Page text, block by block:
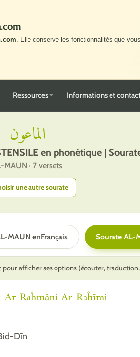
. Elle conserve les fonctionnalités que
Ressources Informations et contact
الماعون
en phonétique |
MAUN · 7 versets
une autre sourate
MAUN enFrançais Sourate AL-
pour afficher ses options (écouter,
Raĥmāni Ar-Raĥīmi
Dīni